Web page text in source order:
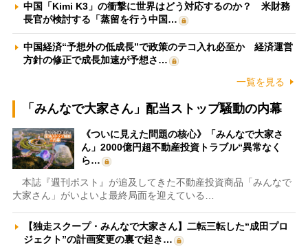
中国「Kimi K3」の衝撃に世界はどう対応するのか？ 米財務
長官が検討する「蒸留を行う中国…
中国経済“予想外の低成長”で政策のテコ入れ必至か 経済運営
方針の修正で成長加速が予想さ…
一覧を見る
「みんなで大家さん」配当ストップ騒動の内幕
《ついに見えた問題の核心》「みんなで大家さ
ん」2000億円超不動産投資トラブル“異常なく
ら…
本誌『週刊ポスト』が追及してきた不動産投資商品「みんなで
大家さん」がいよいよ最終局面を迎えている…
【独走スクープ・みんなで大家さん】二転三転した“成田プロ
ジェクト”の計画変更の裏で起き…